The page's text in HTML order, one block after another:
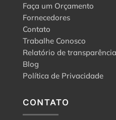
Faça um Orçamento
Fornecedores
Contato
Trabalhe Conosco
Relatório de transparência
Blog
Política de Privacidade
CONTATO